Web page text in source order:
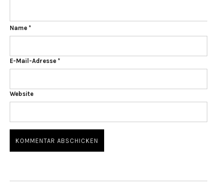
Name *
E-Mail-Adresse *
Website